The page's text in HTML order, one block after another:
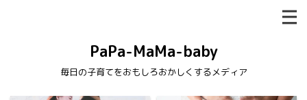
PaPa-MaMa-baby
毎日の子育てをおもしろおかしくするメディア